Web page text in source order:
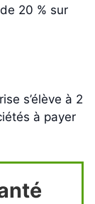
20 % sur
s’élève à 2
à payer